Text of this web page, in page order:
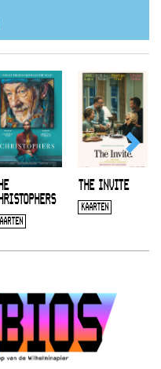
THE INVITE
KAARTEN